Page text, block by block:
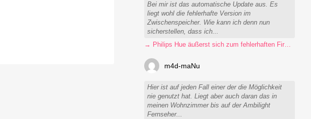
Bei mir ist das automatische Update aus. Es
liegt wohl die fehlerhafte Version im
Zwischenspeicher. Wie kann ich denn nun
sicherstellen, dass ich...
→ Philips Hue äußerst sich zum fehlerhaften Firmware-Update
m4d-maNu
Hier ist auf jeden Fall einer der die Möglichkeit
nie genutzt hat. Liegt aber auch daran das in
meinen Wohnzimmer bis auf der Ambilight
Fernseher...